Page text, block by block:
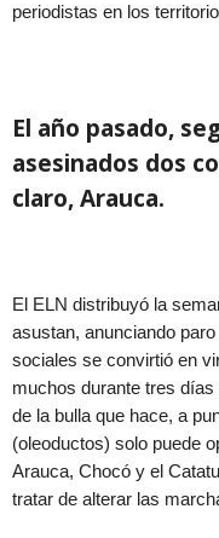
periodistas en los
El año pasado,
asesinados dos
claro, Arauca.
El ELN distribuyó la
asustan, anunciando
sociales se convirtió en
muchos durante tres
de la bulla que hace, a
(oleoductos) solo puede
Arauca, Chocó y el
tratar de alterar las